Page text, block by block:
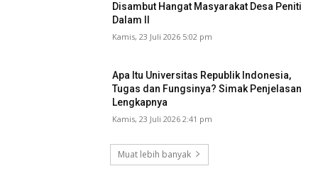
Disambut Hangat Masyarakat Desa Peniti
Dalam II
Kamis, 23 Juli 2026 5:02 pm
Apa Itu Universitas Republik Indonesia,
Tugas dan Fungsinya? Simak Penjelasan
Lengkapnya
Kamis, 23 Juli 2026 2:41 pm
Muat lebih banyak